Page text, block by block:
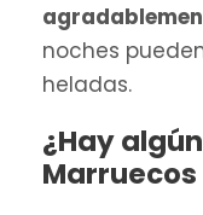
noches
heladas.
¿Hay